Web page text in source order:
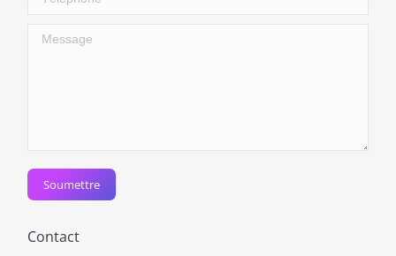
Message
Soumettre
Contact